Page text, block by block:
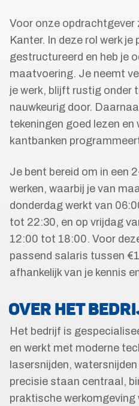
Voor onze opdrachtgever
Kanter. In deze rol werk je
gestructureerd en heb je
maatvoering. Je neemt
je werk, blijft rustig onder
nauwkeurig door.
tekeningen goed lezen en
kantbanken
Je bent bereid om in een
werken, waarbij je van
donderdag werkt van
tot 22:30, en op vrijdag
12:00 tot 18:00. Voor
passend salaris tussen
afhankelijk van je kennis
OVER HET
Het bedrijf is
en werkt met moderne
lasersnijden,
precisie staan centraal,
praktische